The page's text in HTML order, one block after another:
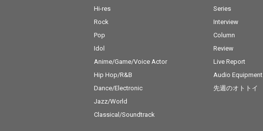
Hi-res
Rock
Pop
Idol
Anime/Game/Voice Actor
Hip Hop/R&B
Dance/Electronic
Jazz/World
Classical/Soundtrack
Series
Interview
Column
Review
Live Report
Audio Equipment
先週のオトトイ